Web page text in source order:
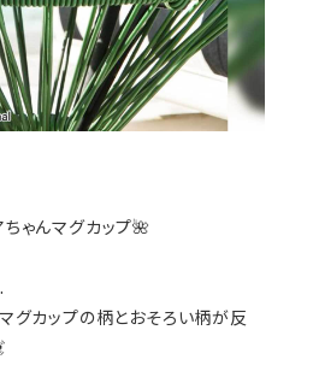
ゃんマグカップ🌺
グカップの柄とおそろい柄が反